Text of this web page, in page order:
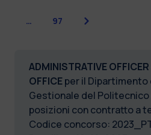
… 97 Next
ADMINISTRATIVE
OFFICEper il Dipartimento
Gestionale del Politecnico
posizioni con contratto a
Codice concorso: